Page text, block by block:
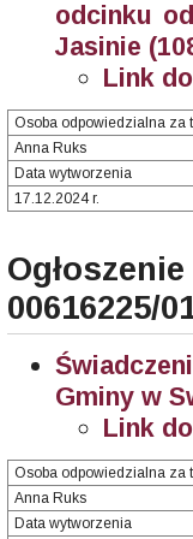
odcinku
Jasinie
Link
Osoba odpowiedzialna za
Anna Ruks
Data wytworzenia
17.12.2024 r.
00616225/
Gminy w
Link
Osoba odpowiedzialna za
Anna Ruks
Data wytworzenia